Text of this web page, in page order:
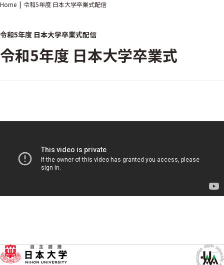
Home 令和5年度 日本大学卒業式配信
令和5年度 日本大学卒業式配信
令和5年度 日本大学卒業式